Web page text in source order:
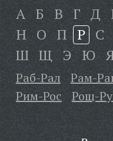
А Б В Г Д
Н О П Р С
Ш Щ Э Ю
Раб-Рал Рам-
Рим-Рос
Рощ-